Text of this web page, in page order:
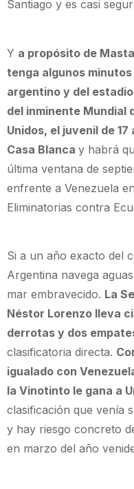
Santiago y es casi
Y a propósito de
tenga algunos
argentino y del
del inminente Mundial
Unidos, el juvenil de
Casa Blanca y habrá
última ventana de
enfrente a Venezuela
Eliminatorias contra
Si a un año exacto del
Argentina navega
mar embravecido. La
Néstor Lorenzo lleva
derrotas y dos
clasificatoria directa.
igualado con
la Vinotinto le gana a
clasificación que venía
y hay riesgo concreto
en marzo del año